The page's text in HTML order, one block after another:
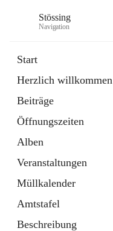
Stössing
Navigation
Start
Herzlich willkommen
Beiträge
Öffnungszeiten
Alben
Veranstaltungen
Müllkalender
Amtstafel
Beschreibung
Datei
in
Tab
Kindergarten
öffnet
in
neuem
Tab